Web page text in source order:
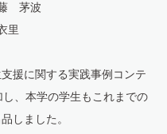
茅波
里
援に関する実践事例コンテ
、本学の学生もこれまでの
しました。